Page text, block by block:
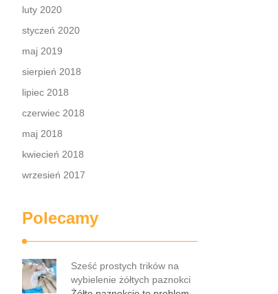
luty 2020
styczeń 2020
maj 2019
sierpień 2018
lipiec 2018
czerwiec 2018
maj 2018
kwiecień 2018
wrzesień 2017
Polecamy
Sześć prostych trików na
wybielenie żółtych paznokci